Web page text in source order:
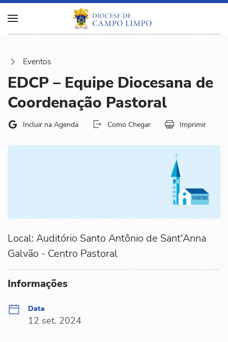
Eventos
EDCP – Equipe Diocesana de
Coordenação Pastoral
Incluir na Agenda Como Chegar Imprimir
Local: Auditório Santo Antônio de Sant'Anna
Galvão - Centro Pastoral
Informações
Data
12 set. 2024